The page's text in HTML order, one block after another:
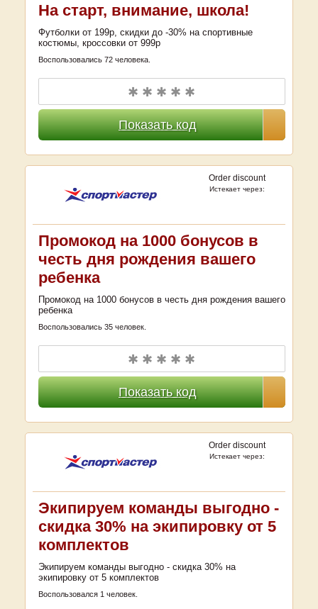
На старт, внимание, школа!
Футболки от 199р, скидки до -30% на спортивные
костюмы, кроссовки от 999р
Воспользовались 72 человека.
Показать код
✱ ✱ ✱ ✱ ✱
Order discount
Истекает через:
Промокод на 1000 бонусов в
честь дня рождения вашего
ребенка
Промокод на 1000 бонусов в честь дня рождения вашего
ребенка
Воспользовались 35 человек.
Показать код
✱ ✱ ✱ ✱ ✱
Order discount
Истекает через:
Экипируем команды выгодно -
скидка 30% на экипировку от 5
комплектов
Экипируем команды выгодно - скидка 30% на
экипировку от 5 комплектов
Воспользовался 1 человек.